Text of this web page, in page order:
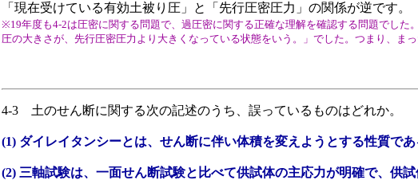
「現在受けている有効土被り圧」と「先行圧密圧力」の関係が逆です。
※19年度も4-2は圧密に関する問題で、過圧密に関する正確な理解を確認する問題でし
圧の大きさが、先行圧密圧力より大きくなっている状態をいう。」でした。つまり、まっ
4-3 土のせん断に関する次の記述のうち、誤っているものはどれか。
(1) ダイレイタンシーとは、せん断に伴い体積を変えようとする性質であ
(2) 三軸試験は、一面せん断試験と比べて供試体の主応力が明確で、供